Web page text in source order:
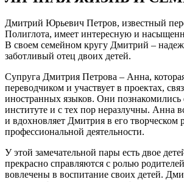
Дмитрий Юрьевич Петров, известный
Полиглота, имеет интересную и
В своем семейном кругу Дмитрий –
заботливый отец двоих детей.
Супруга Дмитрия Петрова – Анна,
переводчиком и участвует в проектах,
иностранных языков. Они познакомились
институте и с тех пор неразлучны. Анна
и вдохновляет Дмитрия в его творческом
профессиональной деятельности.
У этой замечательной пары есть двое
прекрасно справляются с ролью
вовлечены в воспитание своих детей.